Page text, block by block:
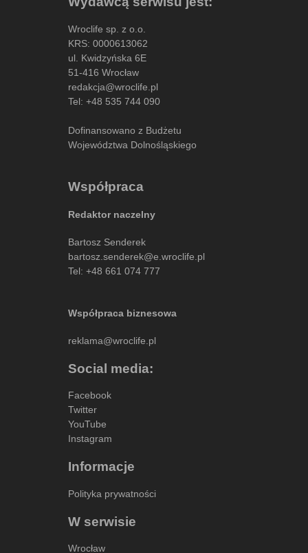
Wroclife sp. z o.o.
KRS: 0000613062
ul. Kwidzyńska 6E
51-416 Wrocław
redakcja@wroclife.pl
Tel: +48 535 744 090
Dofinansowano z Budżetu
Województwa Dolnośląskiego
Współpraca
Redaktor naczelny
Bartosz Senderek
bartosz.senderek@e.wroclife.pl
Tel: +48 661 074 777
Współpraca biznesowa
reklama@wroclife.pl
Social media:
Facebook
Twitter
YouTube
Instagram
Informacje
Polityka prywatności
W serwisie
Wrocław